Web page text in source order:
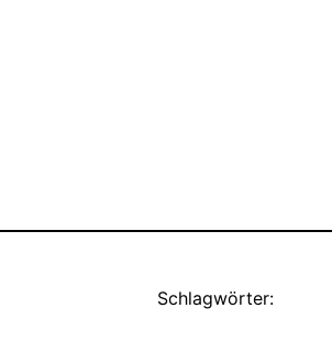
Schlagwörter: